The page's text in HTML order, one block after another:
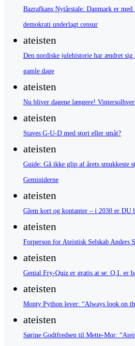
Bazrafkans Nytårstale: Danmark er
demokrati underlagt censur
ateisten
Den nordiske julehistorie har ændret sig
gamle dage
ateisten
Nu bliver dagene længere!
ateisten
Staves G-U-D med stort eller småt?
ateisten
Guide: Gå ikke glip af årets smukkeste
Geminiderne
ateisten
Glem kort og kontanter – i 2030 er DU
ateisten
Forperson for Ateistisk Selskab Anders
ateisten
Genial Fry-Quiz er gratis at se: Q.I. er
ateisten
Monty Python lever: “Always look on
ateisten
Sørine Godtfredsen til Mette-Mor: